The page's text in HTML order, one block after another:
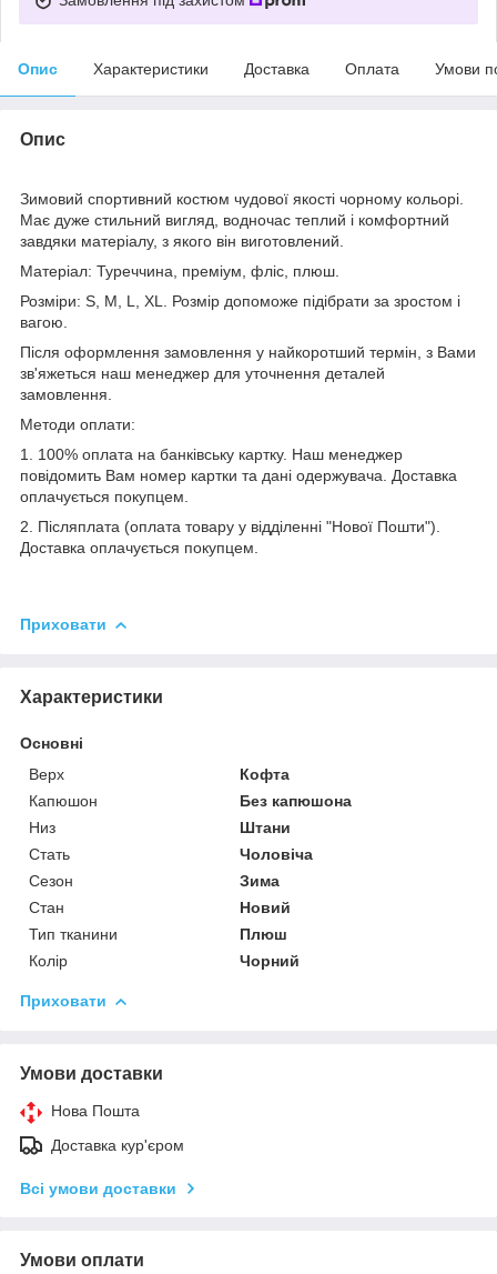
Опис Характеристики Доставка Оплата Умови
Опис
Зимовий спортивний костюм чудової якості чорному кольорі.
Має дуже стильний вигляд, водночас теплий і комфортний
завдяки матеріалу, з якого він виготовлений.
Матеріал: Туреччина, преміум, фліс, плюш.
Розміри: S, M, L, XL. Розмір допоможе підібрати за зростом і
вагою.
Після оформлення замовлення у найкоротший термін, з Вами
зв'яжеться наш менеджер для уточнення деталей
замовлення.
Методи оплати:
1. 100% оплата на банківську картку. Наш менеджер
повідомить Вам номер картки та дані одержувача. Доставка
оплачується покупцем.
2. Післяплата (оплата товару у відділенні "Нової Пошти").
Доставка оплачується покупцем.
Приховати
Характеристики
Основні
Верх
Кофта
Капюшон
Без капюшона
Низ
Штани
Стать
Чоловіча
Сезон
Зима
Стан
Новий
Тип тканини
Плюш
Колір
Чорний
Приховати
Умови доставки
Нова Пошта
Доставка кур'єром
Всі умови доставки
Умови оплати